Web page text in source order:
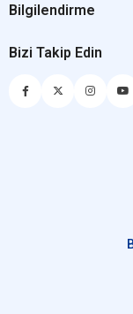
Bilgilendirme
Bizi Takip Edin